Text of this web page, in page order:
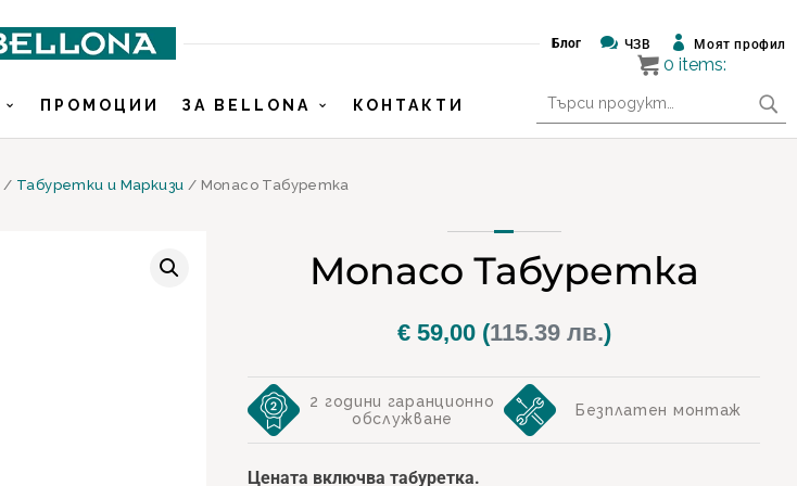
Блог  ЧЗВ  Моят профил
ПРОМОЦИИ ЗА BELLONA КОНТАКТИ
за:
/ Табуретки и Маркизи / Monaco Табуретка
Monaco Табуретка
€59,00(115.39 лв.)
2 години гаранционно
обслужване
Безплатен монтаж
Цената включва табуретка.
0 items: